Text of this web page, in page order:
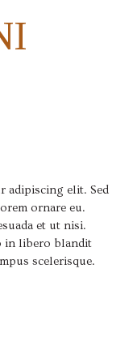
adipiscing elit. Sed
ornare eu.
et ut nisi.
in libero blandit
scelerisque.